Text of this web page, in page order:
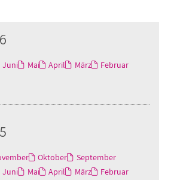
Juni Mai April März
Februar
Oktober
September
Juni Mai April März
Februar